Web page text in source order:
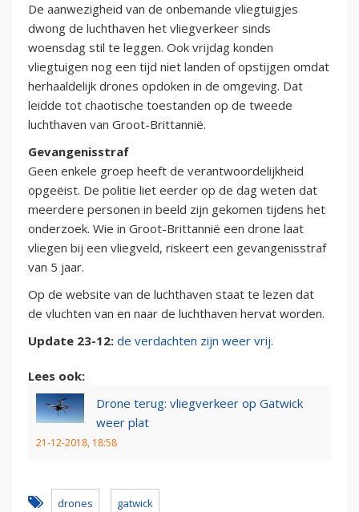
De aanwezigheid van de onbemande vliegtuigjes
dwong de luchthaven het vliegverkeer sinds
woensdag stil te leggen. Ook vrijdag konden
vliegtuigen nog een tijd niet landen of opstijgen omdat
herhaaldelijk drones opdoken in de omgeving. Dat
leidde tot chaotische toestanden op de tweede
luchthaven van Groot-Brittannië.
Gevangenisstraf
Geen enkele groep heeft de verantwoordelijkheid
opgeëist. De politie liet eerder op de dag weten dat
meerdere personen in beeld zijn gekomen tijdens het
onderzoek. Wie in Groot-Brittannië een drone laat
vliegen bij een vliegveld, riskeert een gevangenisstraf
van 5 jaar.
Op de website van de luchthaven staat te lezen dat
de vluchten van en naar de luchthaven hervat worden.
Update 23-12: de verdachten zijn weer vrij.
Lees ook:
Drone terug: vliegverkeer op Gatwick
weer plat
21-12-2018, 18:58
drones gatwick